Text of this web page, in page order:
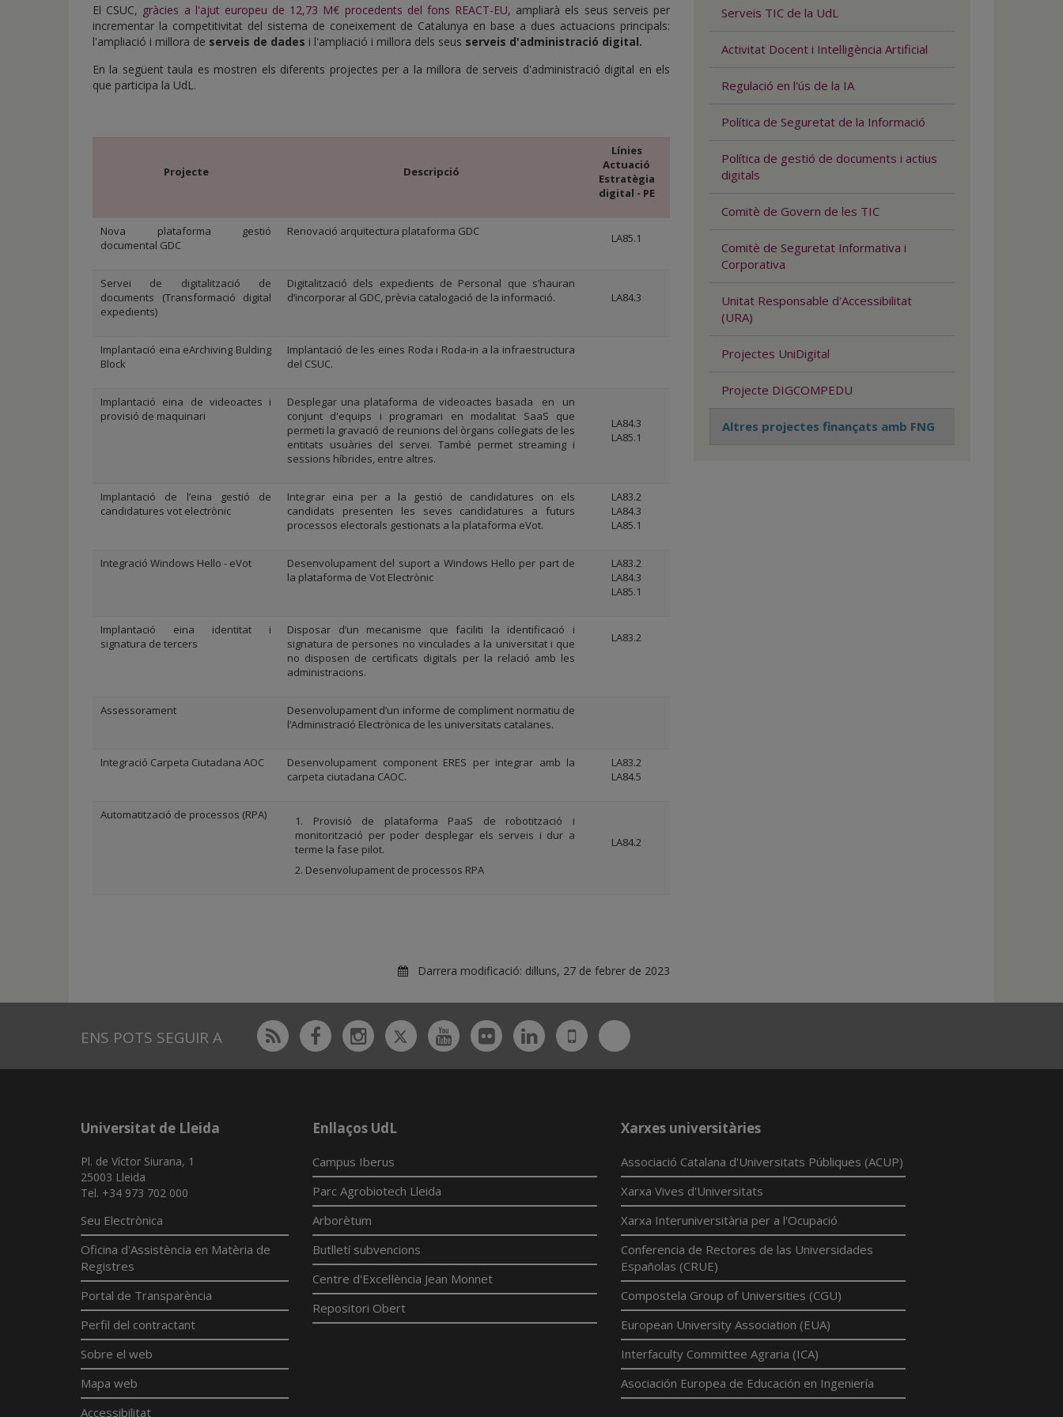
de
inicio
El CSUC, gràcies a l'ajut europeu de 12,73 M€ procedents del fons REACT-EU, ampliarà els seus serveis per
incrementar la competitivitat del sistema de coneixement de Catalunya en base a dues actuacions principals:
l'ampliació i millora de serveis de dades i l'ampliació i millora dels seus serveis d'administració digital.
En la següent taula es mostren els diferents projectes per a la millora de serveis d'administració digital en els
que participa la UdL.
Projecte Descripció
Línies
Actuació
Estratègia
digital - PE
Nova plataforma gestió
documental GDC
Renovació arquitectura plataforma GDC LA85.1
Servei de digitalització de
documents (Transformació digital
expedients)
Digitalització dels expedients de Personal que s’hauran
d’incorporar al GDC, prèvia catalogació de la informació.
LA84.3
Implantació eina eArchiving Bulding
Block
Implantació de les eines Roda i Roda-in a la infraestructura
del CSUC.
Implantació eina de videoactes i
provisió de maquinari
Desplegar una plataforma de videoactes basada en un
conjunt d'equips i programari en modalitat SaaS que
permeti la gravació de reunions del òrgans col·legiats de les
entitats usuàries del servei. També permet streaming i
sessions híbrides, entre altres.
LA84.3
LA85.1
Implantació de l’eina gestió de
candidatures vot electrònic
Integrar eina per a la gestió de candidatures on els
candidats presenten les seves candidatures a futurs
processos electorals gestionats a la plataforma eVot.
LA83.2
LA84.3
LA85.1
Integració Windows Hello - eVot
Desenvolupament del suport a Windows Hello per part de
la plataforma de Vot Electrònic
LA83.2
LA84.3
LA85.1
Implantació eina identitat i
signatura de tercers
Disposar d’un mecanisme que faciliti la identificació i
signatura de persones no vinculades a la universitat i que
no disposen de certificats digitals per la relació amb les
administracions.
LA83.2
Assessorament
Desenvolupament d’un informe de compliment normatiu de
l’Administració Electrònica de les universitats catalanes.
Integració Carpeta Ciutadana AOC
Desenvolupament component ERES per integrar amb la
carpeta ciutadana CAOC.
LA83.2
LA84.5
Automatització de processos (RPA)
Provisió de plataforma PaaS de robotització i
monitorització per poder desplegar els serveis i dur a
terme la fase pilot.
Desenvolupament de processos RPA
LA84.2
Darrera modificació: dilluns, 27 de febrer de 2023
Serveis TIC de la UdL
Activitat Docent i Intel·ligència Artificial
Regulació en l'ús de la IA
Política de Seguretat de la Informació
Política de gestió de documents i actius
digitals
Comitè de Govern de les TIC
Comitè de Seguretat Informativa i
Corporativa
Unitat Responsable d'Accessibilitat
(URA)
Projectes UniDigital
Projecte DIGCOMPEDU
Altres projectes finançats amb FNG
ENS POTS SEGUIR A Rss FacebookInstagram
TwitterYoutubeFlickrLinkedin
UdL
App
Bluesky
Universitat de Lleida
Pl. de Víctor Siurana, 1
25003 Lleida
Tel. +34 973 702 000
Seu Electrònica
Oficina d'Assistència en Matèria de
Registres
Portal de Transparència
Perfil del contractant
Sobre el web
Mapa web
Accessibilitat
Enllaços UdL
Campus Iberus
Parc Agrobiotech Lleida
Arborètum
Butlletí subvencions
Centre d'Excel·lència Jean Monnet
Repositori Obert
Xarxes universitàries
Associació Catalana d'Universitats Públiques (ACUP)
Xarxa Vives d'Universitats
Xarxa Interuniversitària per a l'Ocupació
Conferencia de Rectores de las Universidades
Españolas (CRUE)
Compostela Group of Universities (CGU)
European University Association (EUA)
Interfaculty Committee Agraria (ICA)
Asociación Europea de Educación en Ingeniería